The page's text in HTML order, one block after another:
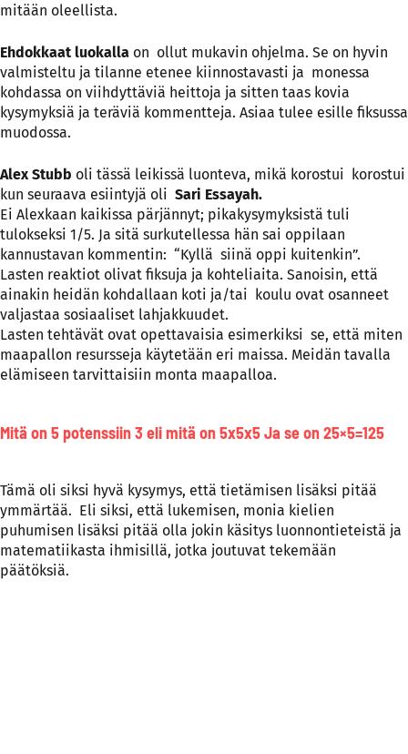
mitään oleellista.
Ehdokkaat luokalla on ollut mukavin ohjelma. Se on hyvin
valmisteltu ja tilanne etenee kiinnostavasti ja monessa
kohdassa on viihdyttäviä heittoja ja sitten taas kovia
kysymyksiä ja teräviä kommentteja. Asiaa tulee esille fiksussa
muodossa.
Alex Stubb oli tässä leikissä luonteva, mikä korostui korostui
kun seuraava esiintyjä oli Sari Essayah.
Ei Alexkaan kaikissa pärjännyt; pikakysymyksistä tuli
tulokseksi 1/5. Ja sitä surkutellessa hän sai oppilaan
kannustavan kommentin: “Kyllä siinä oppi kuitenkin”.
Lasten reaktiot olivat fiksuja ja kohteliaita. Sanoisin, että
ainakin heidän kohdallaan koti ja/tai koulu ovat osanneet
valjastaa sosiaaliset lahjakkuudet.
Lasten tehtävät ovat opettavaisia esimerkiksi se, että miten
maapallon resursseja käytetään eri maissa. Meidän tavalla
elämiseen tarvittaisiin monta maapalloa.
Mitä on 5 potenssiin 3 eli mitä on 5x5x5 Ja se on 25×5=125
Tämä oli siksi hyvä kysymys, että tietämisen lisäksi pitää
ymmärtää. Eli siksi, että lukemisen, monia kielien
puhumisen lisäksi pitää olla jokin käsitys luonnontieteistä ja
matematiikasta ihmisillä, jotka joutuvat tekemään
päätöksiä.